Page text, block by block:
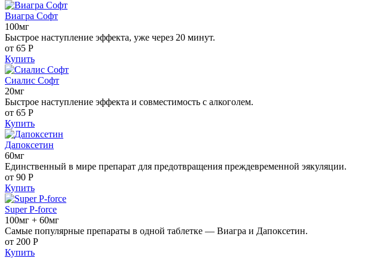
Виагра Софт
100мг
Быстрое наступление эффекта, уже через 20 минут.
от 65 Р
Купить
Сиалис Софт
20мг
Быстрое наступление эффекта и совместимость с алкоголем.
от 65 Р
Купить
Дапоксетин
60мг
Единственный в мире препарат для предотвращения преждевременной эякуляции.
от 90 Р
Купить
Super P-force
100мг + 60мг
Самые популярные препараты в одной таблетке — Виагра и Дапоксетин.
от 200 Р
Купить